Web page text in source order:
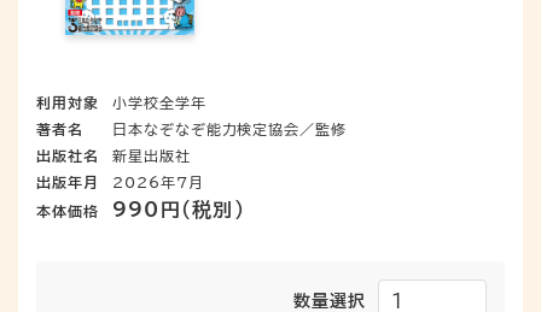
利用対象
小学校全学年
著者名
日本なぞなぞ能力検定協会／監修
出版社名
新星出版社
出版年月
2026年7月
本体価格
990円（税別）
数量選択